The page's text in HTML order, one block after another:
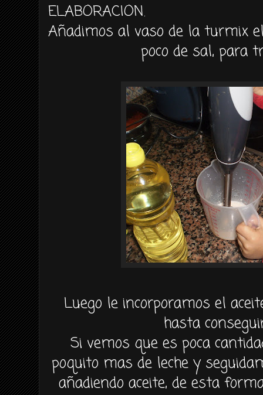
ELABORACION.
Añadimos al vaso de la turmix
poco de sal, para
Luego le incorporamos el
hasta
Si vemos que es poca
poquito mas de leche y
añadiendo aceite, de esta